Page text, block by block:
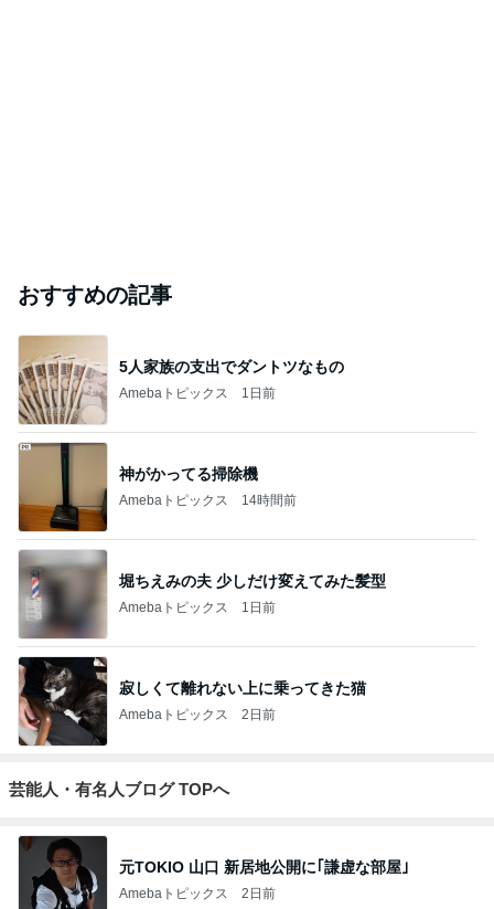
おすすめの記事
5人家族の支出でダントツなもの
Amebaトピックス 1日前
神がかってる掃除機
Amebaトピックス 14時間前
堀ちえみの夫 少しだけ変えてみた髪型
Amebaトピックス 1日前
寂しくて離れない上に乗ってきた猫
Amebaトピックス 2日前
芸能人・有名人ブログ TOPへ
元TOKIO 山口 新居地公開に｢謙虚な部屋｣
Amebaトピックス 2日前